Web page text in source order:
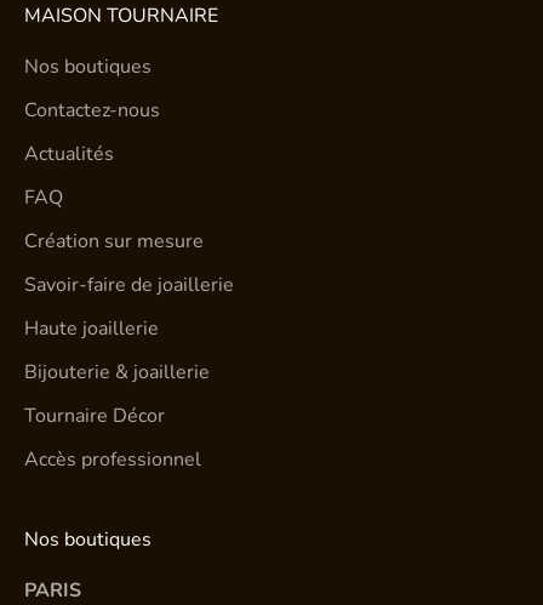
MAISON TOURNAIRE
Nos boutiques
Contactez-nous
Actualités
FAQ
Création sur mesure
Savoir-faire de joaillerie
Haute joaillerie
Bijouterie & joaillerie
Tournaire Décor
Accès professionnel
Nos boutiques
PARIS